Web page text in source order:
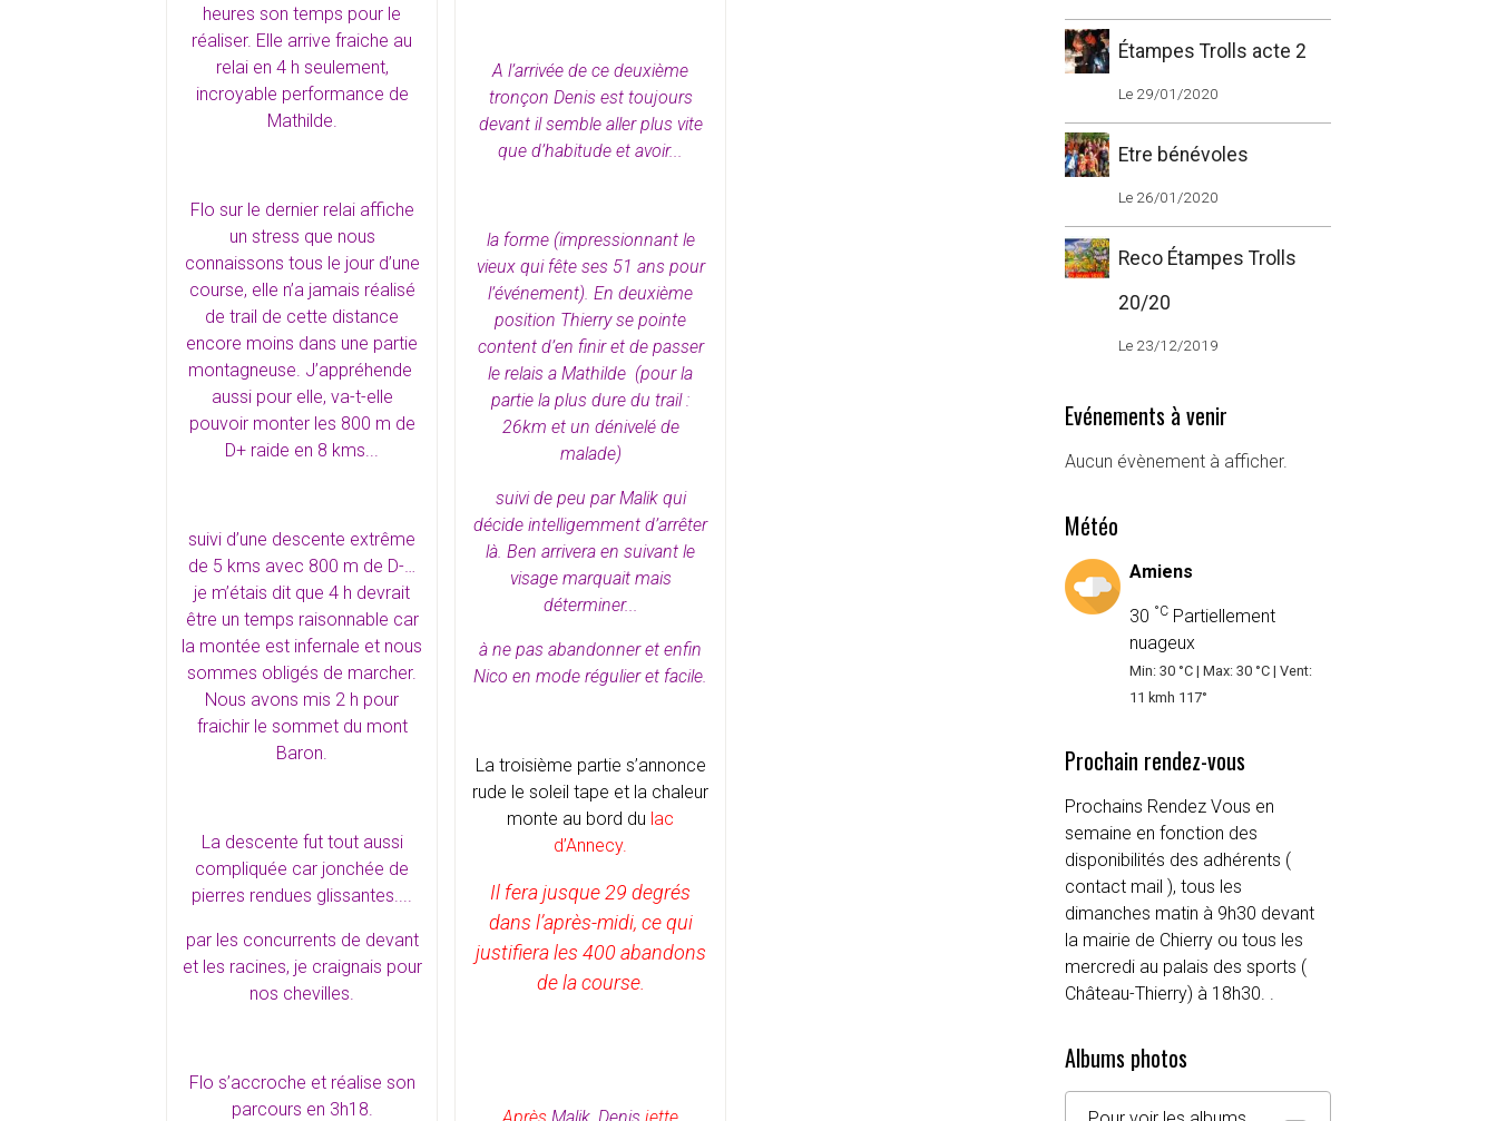
heures son temps pour le
réaliser. Elle arrive fraiche au
relai en 4 h seulement,
incroyable performance de
Mathilde.
Flo sur le dernier relai affiche
un stress que nous
connaissons tous le jour d’une
course, elle n’a jamais réalisé
de trail de cette distance
encore moins dans une partie
montagneuse. J’appréhende
aussi pour elle, va-t-elle
pouvoir monter les 800 m de
D+ raide en 8 kms...
suivi d’une descente extrême
de 5 kms avec 800 m de D-…
je m’étais dit que 4 h devrait
être un temps raisonnable car
la montée est infernale et nous
sommes obligés de marcher.
Nous avons mis 2 h pour
fraichir le sommet du mont
Baron.
La descente fut tout aussi
compliquée car jonchée de
pierres rendues glissantes....
par les concurrents de devant
et les racines, je craignais pour
nos chevilles.
Flo s’accroche et réalise son
parcours en 3h18.
A l’arrivée de ce deuxième
tronçon Denis est toujours
devant il semble aller plus vite
que d’habitude et avoir...
la forme (impressionnant le
vieux qui fête ses 51 ans pour
l’événement). En deuxième
position Thierry se pointe
content d’en finir et de passer
le relais a Mathilde (pour la
partie la plus dure du trail :
26km et un dénivelé de
malade)
suivi de peu par Malik qui
décide intelligemment d’arrêter
là. Ben arrivera en suivant le
visage marquait mais
déterminer...
à ne pas abandonner et enfin
Nico en mode régulier et facile.
La troisième partie s’annonce
rude le soleil tape et la chaleur
monte au bord du lac
d’Annecy.
Il fera jusque 29 degrés
dans l’après-midi, ce qui
justifiera les 400 abandons
de la course.
Étampes Trolls acte 2
Le 29/01/2020
Etre bénévoles
Le 26/01/2020
Reco Étampes Trolls
20/20
Le 23/12/2019
Evénements à venir
Aucun évènement à afficher.
Météo
Amiens
30 °CPartiellement
nuageux
Min: 30 °C | Max: 30 °C | Vent:
11 kmh 117°
Prochain rendez-vous
Prochains Rendez Vous en
semaine en fonction des
disponibilités des adhérents (
contact mail ), tous les
dimanches matin à 9h30 devant
la mairie de Chierry ou tous les
mercredi au palais des sports (
Château-Thierry) à 18h30. .
Albums photos